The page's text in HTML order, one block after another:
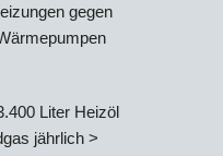
gegen
Liter Heizöl
jährlich >